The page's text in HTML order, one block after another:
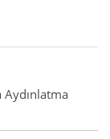
Aydınlatma